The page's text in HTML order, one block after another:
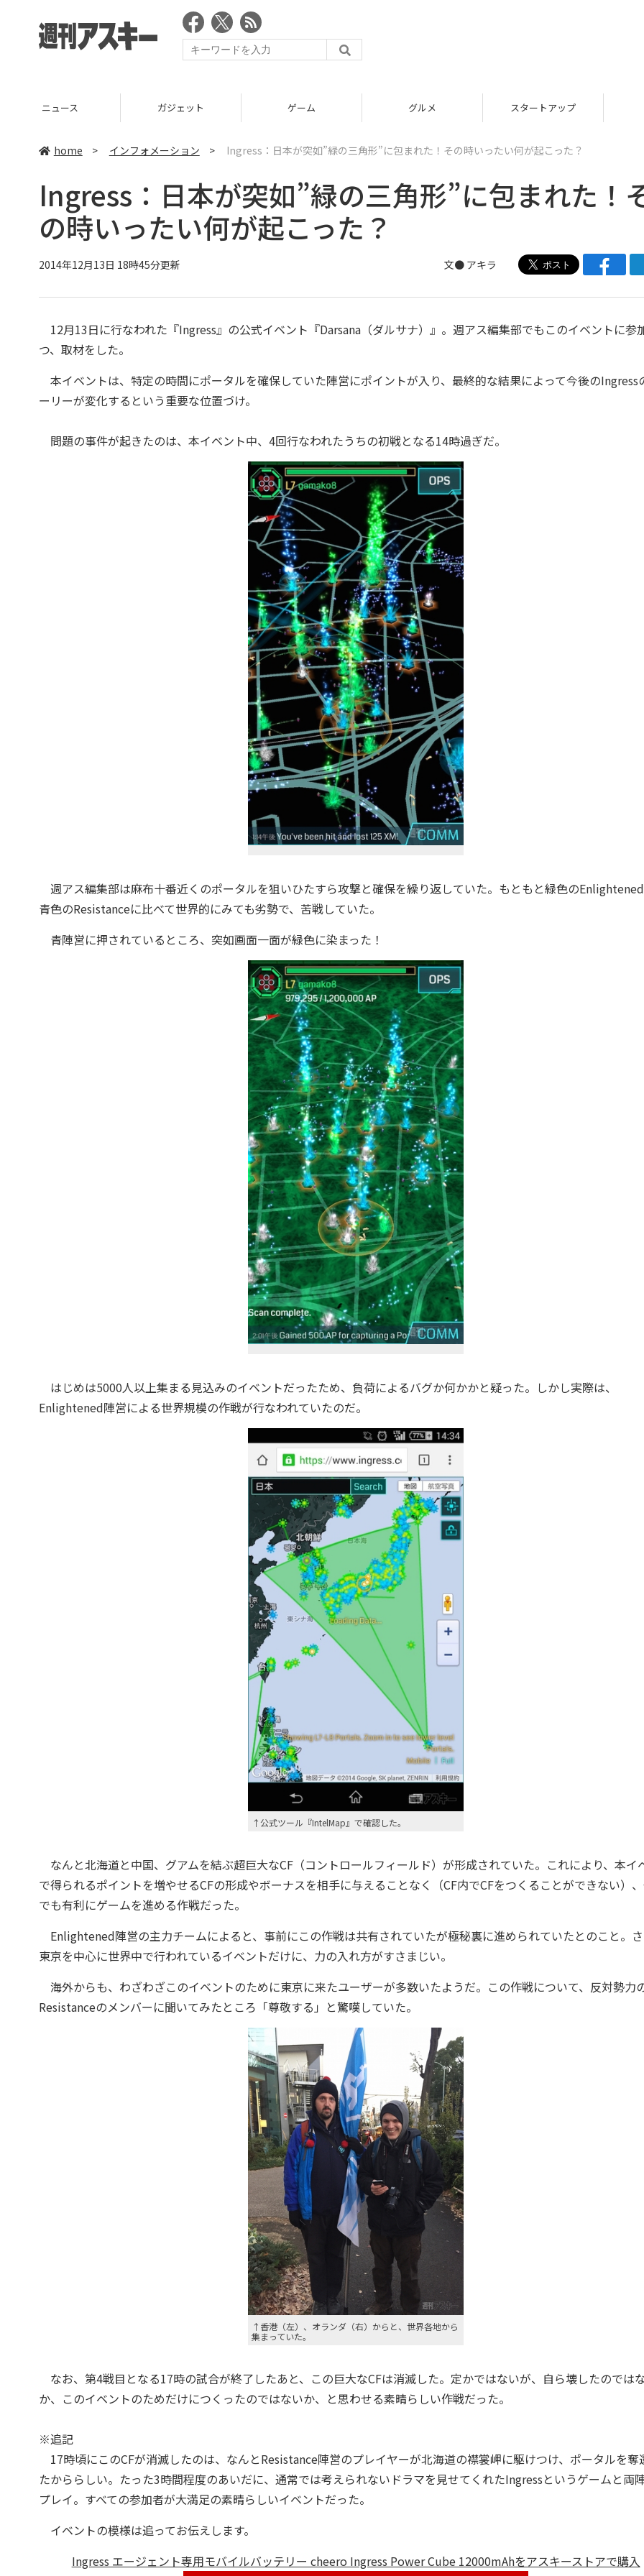
ニュース ガジェット ゲーム グルメ スタートアップ
home > インフォメーション > Ingress：日本が突如”緑の三角形”に包まれた！その時いったい何が起こった？
Ingress：日本が突如”緑の三角形”に包まれた！
の時いったい何が起こった？
2014年12月13日 18時45分更新 文● アキラ
12月13日に行なわれた『Ingress』の公式イベント『Darsana（ダルサナ）』。週アス編集部でもこのイベントに参
つ、取材をした。
本イベントは、特定の時間にポータルを確保していた陣営にポイントが入り、最終的な結果によって今後のIngress
ーリーが変化するという重要な位置づけ。
問題の事件が起きたのは、本イベント中、4回行なわれたうちの初戦となる14時過ぎだ。
週アス編集部は麻布十番近くのポータルを狙いひたすら攻撃と確保を繰り返していた。もともと緑色の
青色のResistanceに比べて世界的にみても劣勢で、苦戦していた。
青陣営に押されているところ、突如画面一面が緑色に染まった！
はじめは5000人以上集まる見込みのイベントだったため、負荷によるバグか何かかと疑った。しかし実際は、
Enlightened陣営による世界規模の作戦が行なわれていたのだ。
↑公式ツール『IntelMap』で確認した。
なんと北海道と中国、グアムを結ぶ超巨大なCF（コントロールフィールド）が形成されていた。これにより、本イ
で得られるポイントを増やせるCFの形成やボーナスを相手に与えることなく（CF内でCFをつくることができない）
でも有利にゲームを進める作戦だった。
Enlightened陣営の主力チームによると、事前にこの作戦は共有されていたが極秘裏に進められていたとのこと。
東京を中心に世界中で行われているイベントだけに、力の入れ方がすさまじい。
海外からも、わざわざこのイベントのために東京に来たユーザーが多数いたようだ。この作戦について、反対勢力
Resistanceのメンバーに聞いてみたところ「尊敬する」と驚嘆していた。
↑香港（左）、オランダ（右）からと、世界各地から
集まっていた。
なお、第4戦目となる17時の試合が終了したあと、この巨大なCFは消滅した。定かではないが、自ら壊したのでは
か、このイベントのためだけにつくったのではないか、と思わせる素晴らしい作戦だった。
※追記
17時頃にこのCFが消滅したのは、なんとResistance陣営のプレイヤーが北海道の襟裳岬に駆けつけ、ポータルを奪
たかららしい。たった3時間程度のあいだに、通常では考えられないドラマを見せてくれたIngressというゲームと両
プレイ。すべての参加者が大満足の素晴らしいイベントだった。
イベントの模様は追ってお伝えします。
Ingress エージェント専用モバイルバッテリー cheero Ingress Power Cube 12000mAhをアスキーストアで購入